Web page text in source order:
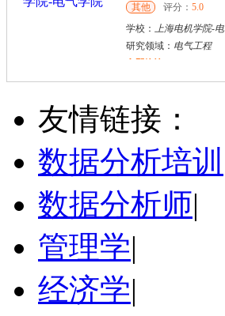
其他 评分： 5.0
学校： 上海电机学院-
研究领域： 电气工程
立即咨询
戴稳胜 北京
博导
学校：中国人民大学
立即咨询
友情链接：
数据分析培训
数据分析师|
管理学|
经济学|